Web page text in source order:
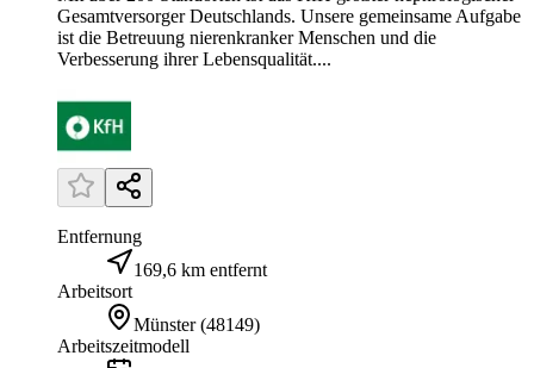
Gesamtversorger Deutschlands. Unsere gemeinsame Aufgabe
ist die Betreuung nierenkranker Menschen und die
Verbesserung ihrer Lebensqualität....
Entfernung
169,6 km entfernt
Arbeitsort
Münster (48149)
Arbeitszeitmodell